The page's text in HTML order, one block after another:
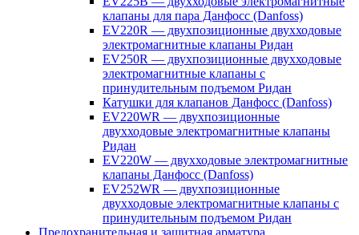
клапаны для пара Данфосс (Danfoss)
EV220R — двухпозиционные двухходовые
электромагнитные клапаны Ридан
EV250R — двухпозиционные двухходовые
электромагнитные клапаны с
принудительным подъемом Ридан
Катушки для клапанов Данфосс (Danfoss)
EV220WR — двухпозиционные
двухходовые электромагнитные клапаны
Ридан
EV220W — двухходовые электромагнитные
клапаны Данфосс (Danfoss)
EV252WR — двухпозиционные
двухходовые электромагнитные клапаны с
принудительным подъемом Ридан
Предохранительная и защитная арматура